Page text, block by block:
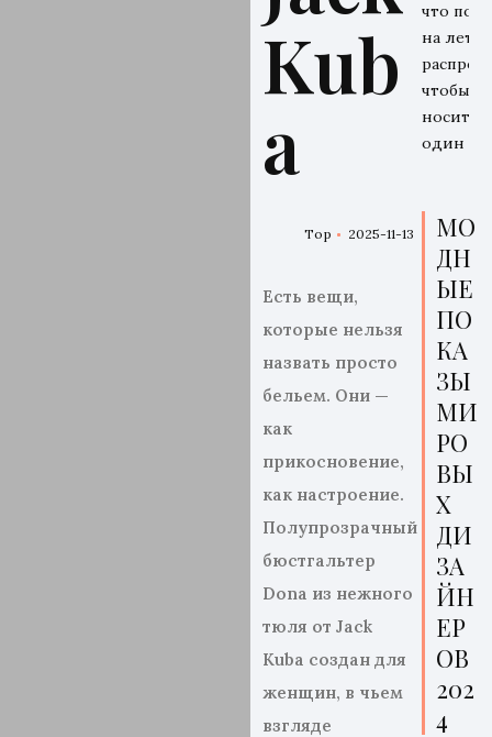
Kub
a
Top 2025-11-13
Есть вещи,
которые нельзя
назвать просто
бельем. Они —
как
прикосновение,
как настроение.
Полупрозрачный
бюстгальтер
Dona из нежного
тюля от Jack
Kuba создан для
женщин, в чьем
взгляде
что
на
чтобы
носить
один
МО
ДН
ЫЕ
ПО
КА
ЗЫ
МИ
РО
ВЫ
Х
ДИ
ЗА
ЙН
ЕР
ОВ
202
4